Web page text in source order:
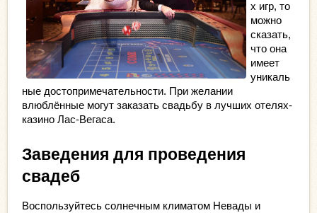
х игр, то
можно
сказать,
что она
имеет
уникаль
ные достопримечательности. При желании
влюблённые могут заказать свадьбу в лучших отелях-
казино Лас-Вегаса.
Заведения для проведения
свадеб
Воспользуйтесь солнечным климатом Невады и